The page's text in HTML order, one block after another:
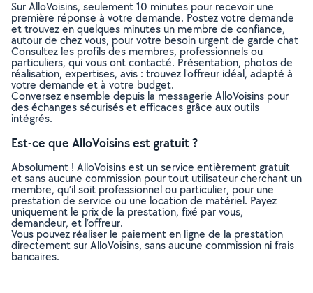
Sur AlloVoisins, seulement 10 minutes pour recevoir une
première réponse à votre demande. Postez votre demande
et trouvez en quelques minutes un membre de confiance,
autour de chez vous, pour votre besoin urgent de garde chat
Consultez les profils des membres, professionnels ou
particuliers, qui vous ont contacté. Présentation, photos de
réalisation, expertises, avis : trouvez l'offreur idéal, adapté à
votre demande et à votre budget.
Conversez ensemble depuis la messagerie AlloVoisins pour
des échanges sécurisés et efficaces grâce aux outils
intégrés.
Est-ce que AlloVoisins est gratuit ?
Absolument ! AlloVoisins est un service entièrement gratuit
et sans aucune commission pour tout utilisateur cherchant un
membre, qu’il soit professionnel ou particulier, pour une
prestation de service ou une location de matériel. Payez
uniquement le prix de la prestation, fixé par vous,
demandeur, et l’offreur.
Vous pouvez réaliser le paiement en ligne de la prestation
directement sur AlloVoisins, sans aucune commission ni frais
bancaires.